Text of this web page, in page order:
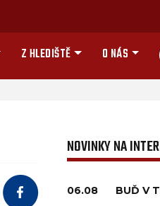
Z HLEDIŠTĚ O NÁS
NOVINKY NA
06.08 BUĎ V